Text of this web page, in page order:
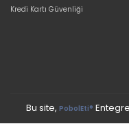
Kredi Kartı Güvenliği
Bu site, PobolEti®